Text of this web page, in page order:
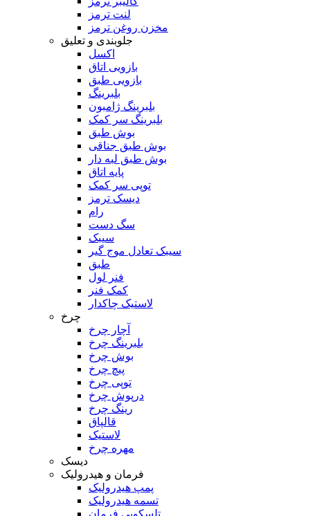
لنت ترمز
مخزن روغن ترمز
جلوبندی و تعلیق
اکسل
بازویی اتاق
بازویی طبق
بلبرینگ
بلبرینگ ژامبون
بلبرینگ سر کمک
بوش طبق
بوش طبق جناقی
بوش طبق لبه دار
پایه اتاق
توپی سر کمک
دیسک ترمز
رام
سگ دست
سیبک
سیبک تعادل موج گیر
طبق
فنر لول
کمک فنر
لاستیک چاکدار
چرخ
آچار چرخ
بلبرینگ چرخ
بوش چرخ
پیچ چرخ
توپی چرخ
درپوش چرخ
رینگ چرخ
قالپاق
لاستیک
مهره چرخ
دیسک
فرمان و هیدرولیک
پمپ هیدرولیک
تسمه هیدرولیک
تلسکوپی فرمان